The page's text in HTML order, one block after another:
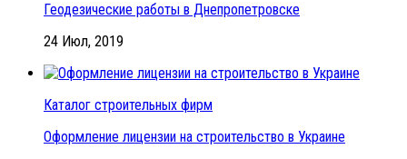
Геодезические работы в Днепропетровске
24 Июл, 2019
Каталог строительных фирм
Оформление лицензии на строительство в Украине